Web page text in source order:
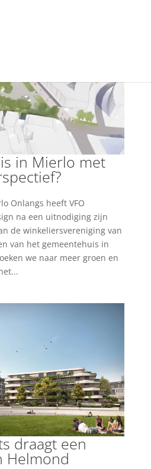
in Mierlo met
Onlangs heeft VFO
na een uitnodiging zijn
de winkeliersvereniging van
van het gemeentehuis in
we naar meer groen en
draagt een
Helmond